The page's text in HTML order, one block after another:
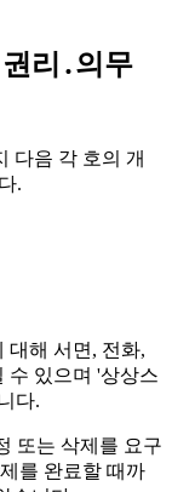
리․의무
다음 각 호의 개
.
대해 서면, 전화,
수 있으며 '상상스
다.
또는 삭제를 요구
를 완료할 때까